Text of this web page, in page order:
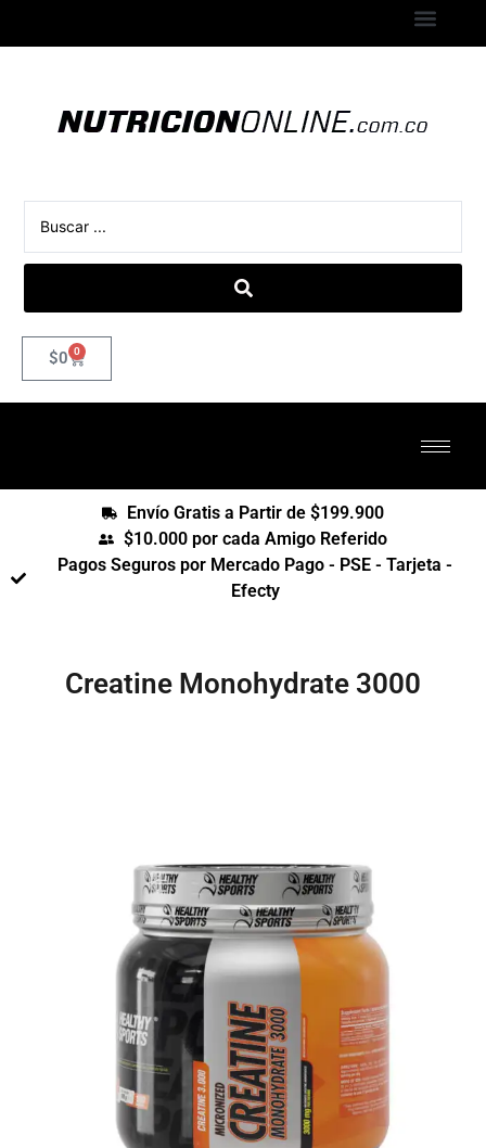
$0 0
Envío Gratis a Partir de $199.900
$10.000 por cada Amigo Referido
Pagos Seguros por Mercado Pago - PSE - Tarjeta -
Efecty
Creatine Monohydrate 3000